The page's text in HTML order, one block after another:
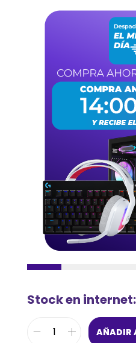
Stock en
AÑADIR